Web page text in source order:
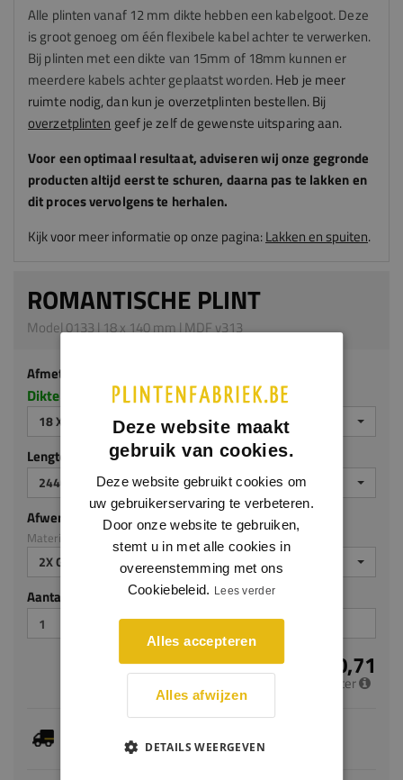
Alle plinten vanaf 12 mm dikte hebben een kabelgoot. Deze
is groot genoeg om één flexibele kabel achter te verwerken.
Bij plinten met een dikte van 15mm of 18mm kunnen er
meerdere kabels achter geplaatst worden.Heb je meer
ruimte nodig, dan kun je overzetplinten bestellen. Bij
overzetplinten geef je zelf de gewenste uitsparing aan.
Voor een optimaal resultaat, adviserenwijonze gegronde
producten altijd eerst te schuren, daarna pas te lakken en
dit proces vervolgens te herhalen.
Kijk voor meer informatie op onze pagina:Lakken en spuiten.
ROMANTISCHE PLINT
Model 0133 | 18 x 140 mm | MDF v313
Afmeting
Dikte x hoogte in millimeters
18 X 140 MM
Lengte (mm)
2440 MM
Afwerking
Materiaal: MDF v313
2X GEGROND
Aantal stuks
€ 10,71
per meter
levertijd bedraagt 7-9 werkdagen
Deze website maakt
gebruik van cookies.
Deze website gebruikt cookies om
uw gebruikerservaring te verbeteren.
Door onze website te gebruiken,
stemt u in met alle cookies in
overeenstemming met ons
Cookiebeleid. Lees verder
Alles accepteren
Alles afwijzen
DETAILS WEERGEVEN